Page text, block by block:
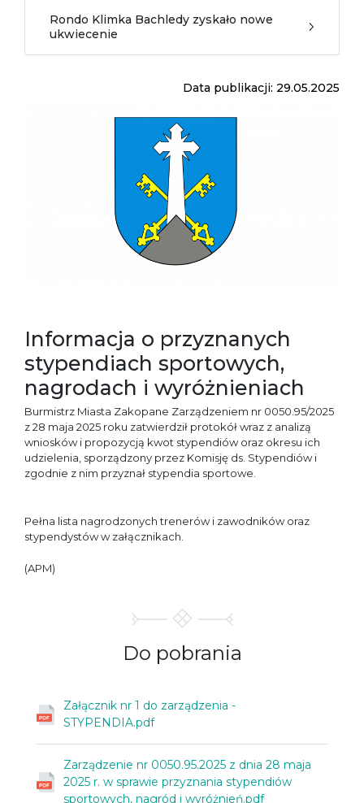
Rondo Klimka Bachledy zyskało nowe
ukwiecenie
Data publikacji: 29.05.2025
Informacja o przyznanych
stypendiach sportowych,
nagrodach i wyróżnieniach
Burmistrz Miasta Zakopane Zarządzeniem nr 0050.95/2025
z 28 maja 2025 roku zatwierdził protokół wraz z analizą
wniosków i propozycją kwot stypendiów oraz okresu ich
udzielenia, sporządzony przez Komisję ds. Stypendiów i
zgodnie z nim przyznał stypendia sportowe.
Pełna lista nagrodzonych trenerów i zawodników oraz
stypendystów w załącznikach.
(APM)
Do pobrania
Załącznik nr 1 do zarządzenia -
STYPENDIA.pdf
Zarządzenie nr 0050.95.2025 z dnia 28 maja
2025 r. w sprawie przyznania stypendiów
sportowych, nagród i wyróżnień.pdf